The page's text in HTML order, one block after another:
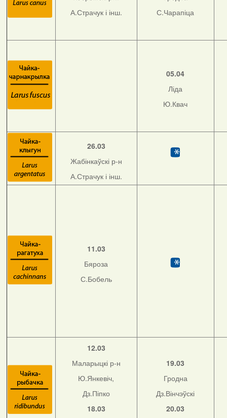
А.Страчук і інш.
С.Чарапіца
05.04
Ліда
Ю.Квач
26.03
Жабінкаўскі р-н
А.Страчук і інш.
11.03
Бяроза
С.Бобель
12.03
Маларыцкі р-н
Ю.Янкевіч,
Дз.Піпко
18.03
19.03
Гродна
Дз.Вінчэўскі
20.03